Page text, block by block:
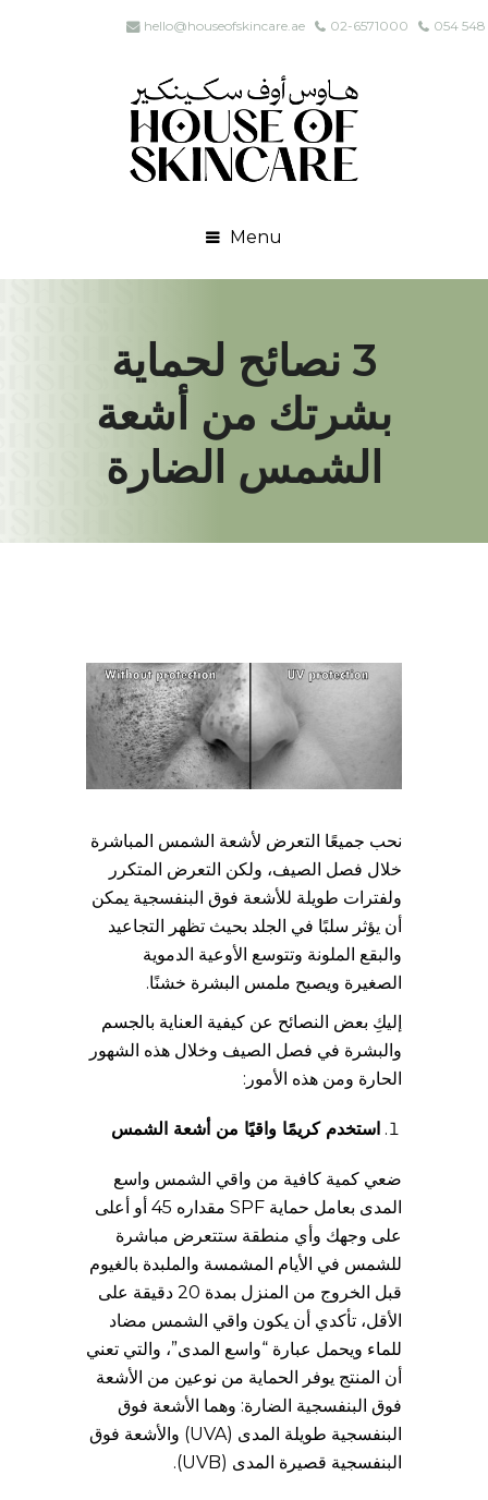
054
02-6571000
hello@houseofskincare.ae
Menu
3 نصائح لحماية
بشرتك من أشعة
الشمس الضارة
نحب جميعًا التعرض لأشعة الشمس المباشرة
خلال فصل الصيف، ولكن التعرض المتكرر
ولفترات طويلة للأشعة فوق البنفسجية يمكن
أن يؤثر سلبًا في الجلد بحيث تظهر التجاعيد
والبقع الملونة وتتوسع الأوعية الدموية
الصغيرة ويصبح ملمس البشرة خشنًا.
إليكِ بعض النصائح عن كيفية العناية بالجسم
والبشرة في فصل الصيف وخلال هذه الشهور
الحارة ومن هذه الأمور:
استخدم كريمًا واقيًا من أشعة الشمس
ضعي كمية كافية من واقي الشمس واسع
المدى بعامل حماية SPF مقداره 45 أو أعلى
على وجهك وأي منطقة ستتعرض مباشرة
للشمس في الأيام المشمسة والملبدة بالغيوم
قبل الخروج من المنزل بمدة 20 دقيقة على
الأقل، تأكدي أن يكون واقي الشمس مضاد
للماء ويحمل عبارة “واسع المدى”، والتي تعني
أن المنتج يوفر الحماية من نوعين من الأشعة
فوق البنفسجية الضارة: وهما الأشعة فوق
البنفسجية طويلة المدى (UVA) والأشعة فوق
البنفسجية قصيرة المدى (UVB).